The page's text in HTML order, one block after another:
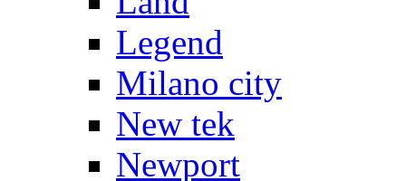
Legend
Milano city
New tek
Newport